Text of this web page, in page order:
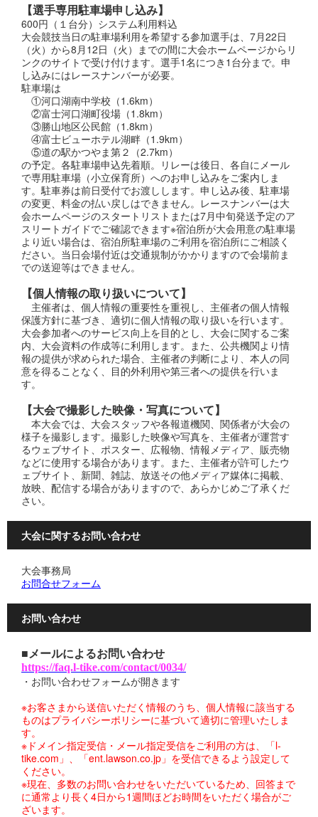
【選手専用駐車場申し込み】
600円（１台分）システム利用料込
大会競技当日の駐車場利用を希望する参加選手は、7月22日
（火）から8月12日（火）までの間に大会ホームページからリ
ンクのサイトで受け付けます。選手1名につき1台分まで。申
し込みにはレースナンバーが必要。
駐車場は
①河口湖南中学校（1.6km）
②富士河口湖町役場（1.8km）
③勝山地区公民館（1.8km）
④富士ビューホテル湖畔（1.9km）
⑤道の駅かつやま第２（2.7km）
の予定。各駐車場申込先着順。リレーは後日、各自にメール
で専用駐車場（小立保育所）へのお申し込みをご案内しま
す。駐車券は前日受付でお渡しします。申し込み後、駐車場
の変更、料金の払い戻しはできません。レースナンバーは大
会ホームページのスタートリストまたは7月中旬発送予定のア
スリートガイドでご確認できます※宿泊所が大会用意の駐車場
より近い場合は、宿泊所駐車場のご利用を宿泊所にご相談く
ださい。当日会場付近は交通規制がかかりますので会場前ま
での送迎等はできません。
【個人情報の取り扱いについて】
主催者は、個人情報の重要性を重視し、主催者の個人情報
保護方針に基づき、適切に個人情報の取り扱いを行います。
大会参加者へのサービス向上を目的とし、大会に関するご案
内、大会資料の作成等に利用します。また、公共機関より情
報の提供が求められた場合、主催者の判断により、本人の同
意を得ることなく、目的外利用や第三者への提供を行いま
す。
【大会で撮影した映像・写真について】
本大会では、大会スタッフや各報道機関、関係者が大会の
様子を撮影します。撮影した映像や写真を、主催者が運営す
るウェブサイト、ポスター、広報物、情報メディア、販売物
などに使用する場合があります。また、主催者が許可したウ
ェブサイト、新聞、雑誌、放送その他メディア媒体に掲載、
放映、配信する場合がありますので、あらかじめご了承くだ
さい。
大会に関するお問い合わせ
大会事務局
お問合せフォーム
お問い合わせ
■メールによるお問い合わせ
https://faq.l-tike.com/contact/0034/
・お問い合わせフォームが開きます
※お客さまから送信いただく情報のうち、個人情報に該当する
ものはプライバシーポリシーに基づいて適切に管理いたしま
す。
※ドメイン指定受信・メール指定受信をご利用の方は、「l-
tike.com」、「ent.lawson.co.jp」を受信できるよう設定して
ください。
※現在、多数のお問い合わせをいただいているため、回答まで
に通常より長く4日から1週間ほどお時間をいただく場合がご
ざいます。